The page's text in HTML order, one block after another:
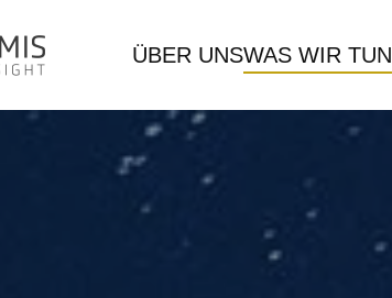
springen ÜBER UNSWAS WIR TUN